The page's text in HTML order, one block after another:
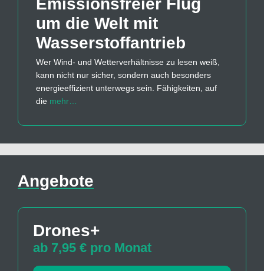
Emissions­freier Flug
um die Welt mit
Wasserstoff­antrieb
Wer Wind- und Wetterverhältnisse zu lesen weiß,
kann nicht nur sicher, sondern auch besonders
energieeffizient unterwegs sein. Fähigkeiten, auf
die mehr…
Angebote
Drones+
ab 7,95 € pro Monat